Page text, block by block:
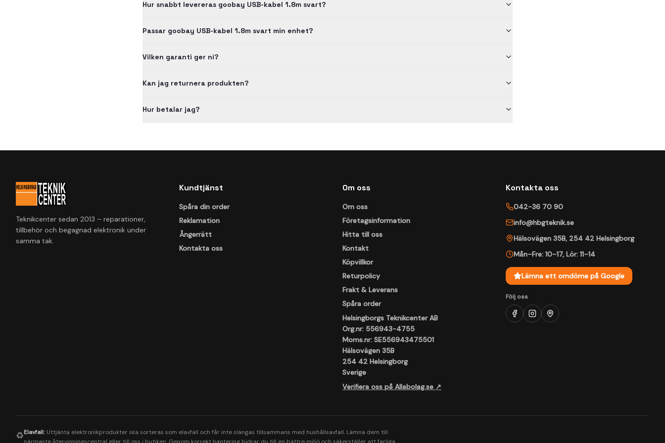
Hur snabbt levereras goobay USB-kabel 1.8m svart?
Passar goobay USB-kabel 1.8m svart min enhet?
Vilken garanti ger ni?
Kan jag returnera produkten?
Hur betalar jag?
Teknikcenter sedan 2013 – reparationer,
tillbehör och begagnad elektronik under
samma tak.
Kundtjänst
Spåra din order
Reklamation
Ångerrätt
Kontakta oss
Om oss
Om oss
Företagsinformation
Hitta till oss
Kontakt
Köpvillkor
Returpolicy
Frakt & Leverans
Spåra order
Helsingborgs Teknikcenter AB
Org.nr: 556943-4755
Moms.nr: SE556943475501
Hälsovägen 35B
254 42 Helsingborg
Sverige
Verifiera oss på Allabolag.se ↗
Kontakta oss
042-36 70 90
info@hbgteknik.se
Hälsovägen 35B, 254 42 Helsingborg
Mån–Fre: 10–17, Lör: 11–14
Lämna ett omdöme på Google
Följ oss
♻️Elavfall: Uttjänta elektronikprodukter ska sorteras som elavfall och får inte slängas tillsammans med hushållsavfall. Lämna dem till